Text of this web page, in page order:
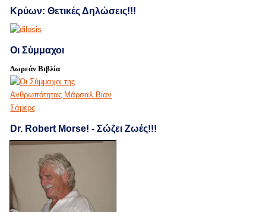
Κρύων: Θετικές Δηλώσεις!!!
Οι Σύμμαχοι
Δωρεάν Βιβλία
Dr. Robert Morse! - Σώζει Ζωές!!!